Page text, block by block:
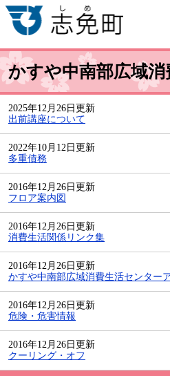
かすや中南部広域
2025年12月26日更新
出前講座について
2022年10月12日更新
多重債務
2016年12月26日更新
フロア案内図
2016年12月26日更新
消費生活関係リンク集
2016年12月26日更新
かすや中南部広域消費生活センター
2016年12月26日更新
危険・危害情報
2016年12月26日更新
クーリング・オフ